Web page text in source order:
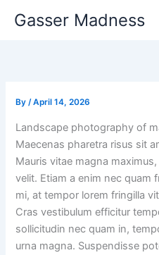
Gasser Madness
By/April 14, 2026
Landscape photography of
Maecenas pharetra risus sit
Mauris vitae magna
velit. Etiam a enim nec quam
mi, at tempor lorem fringilla
Cras vestibulum efficitur
sollicitudin nec quam in,
urna magna. Suspendisse